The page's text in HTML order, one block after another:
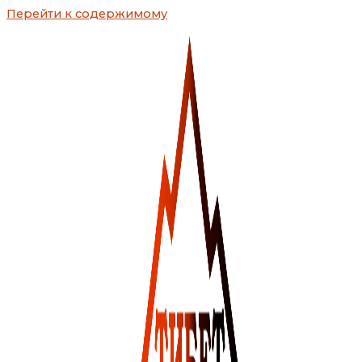
Перейти к содержимому